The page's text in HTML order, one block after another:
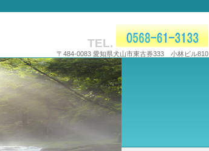
TEL.
〒484-0083 愛知県犬山市東古券333 小林ビル810